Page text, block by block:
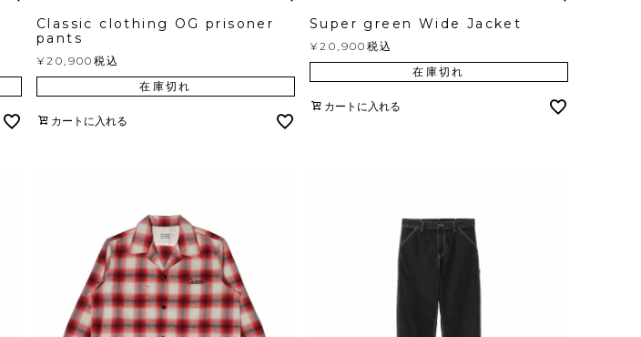
Classic clothing OG prisoner
pants
¥20,900 税込
在庫切れ
カートに入れる
Super green Wide Jacket
¥20,900 税込
在庫切れ
カートに入れる